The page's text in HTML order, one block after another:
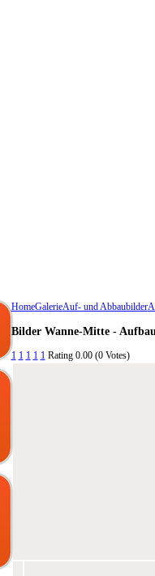
HomeGalerieAuf- und Abbaubilder
Bilder Wanne-Mitte -
1 1 1 1 1 Rating 0.00 (0 Votes)